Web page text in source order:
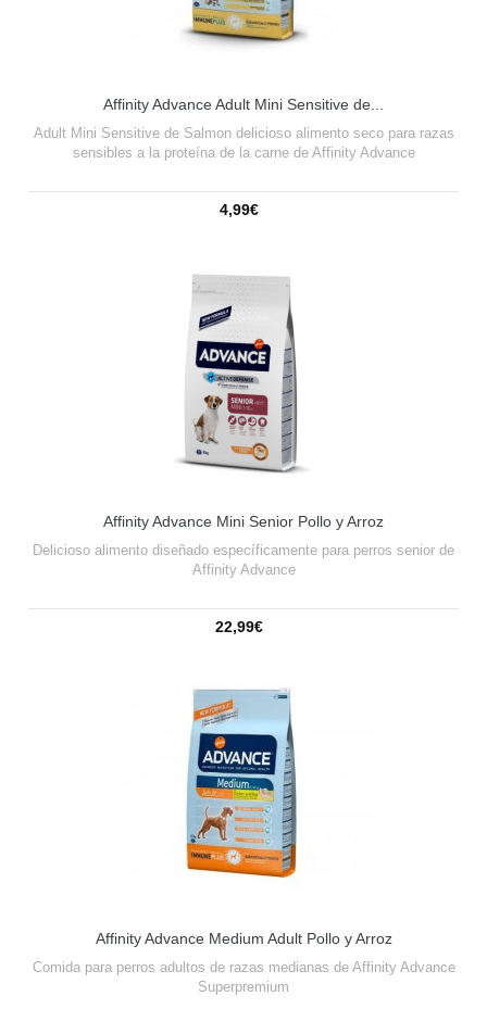
Affinity Advance Adult Mini Sensitive de...
Adult Mini Sensitive de Salmon delicioso alimento seco para razas
sensibles a la proteína de la carne de Affinity Advance
4,99€
Affinity Advance Mini Senior Pollo y Arroz
Delicioso alimento diseñado específicamente para perros senior de
Affinity Advance
22,99€
Affinity Advance Medium Adult Pollo y Arroz
Comida para perros adultos de razas medianas de Affinity Advance
Superpremium